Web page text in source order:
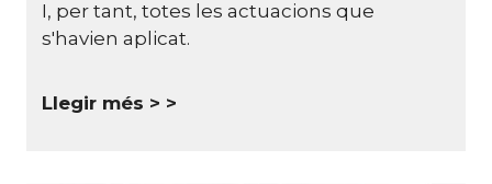
I, per tant, totes les actuacions que
s'havien aplicat.
Llegir més >